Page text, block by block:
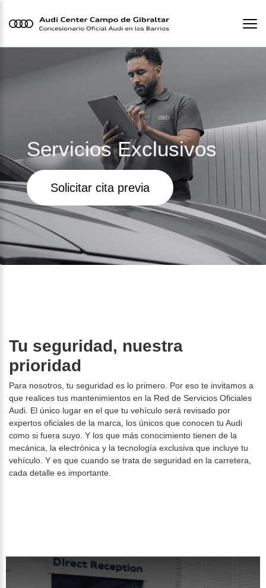
Servicios Exclusivos
Solicitar cita previa
Tu seguridad, nuestra
prioridad
Para nosotros, tu seguridad es lo primero. Por eso te invitamos a
que realices tus mantenimientos en la Red de Servicios Oficiales
Audi. El único lugar en el que tu vehículo será revisado por
expertos oficiales de la marca, los únicos que conocen tu Audi
como si fuera suyo. Y los que más conocimiento tienen de la
mecánica, la electrónica y la tecnología exclusiva que incluye tu
vehículo. Y es que cuando se trata de seguridad en la carretera,
cada detalle es importante.